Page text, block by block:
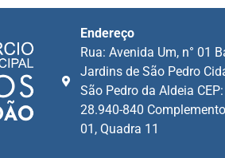
Endereço
Rua: Avenida Um, n° 01
Jardins de São Pedro
São Pedro da Aldeia CEP:
28.940-840
01, Quadra 11